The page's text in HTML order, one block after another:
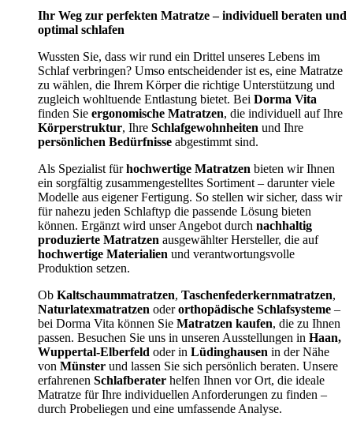
Ihr Weg zur perfekten Matratze – individuell beraten und
optimal schlafen
Wussten Sie, dass wir rund ein Drittel unseres Lebens im
Schlaf verbringen? Umso entscheidender ist es, eine Matratze
zu wählen, die Ihrem Körper die richtige Unterstützung und
zugleich wohltuende Entlastung bietet. Bei Dorma Vita
finden Sie ergonomische Matratzen, die individuell auf Ihre
Körperstruktur, Ihre Schlafgewohnheiten und Ihre
persönlichen Bedürfnisse abgestimmt sind.
Als Spezialist fürhochwertige Matratzen bieten wir Ihnen
ein sorgfältig zusammengestelltes Sortiment – darunter viele
Modelle aus eigener Fertigung. So stellen wir sicher, dass wir
für nahezu jeden Schlaftyp die passende Lösung bieten
können. Ergänzt wird unser Angebot durch nachhaltig
produzierte Matratzen ausgewählter Hersteller, die auf
hochwertige Materialien und verantwortungsvolle
Produktion setzen.
Ob Kaltschaummatratzen, Taschenfederkernmatratzen,
Naturlatexmatratzen oderorthopädische Schlafsysteme –
bei Dorma Vita können Sie Matratzen kaufen, die zu Ihnen
passen. Besuchen Sie uns in unseren Ausstellungen in Haan,
Wuppertal-Elberfeld oder in Lüdinghausen in der Nähe
von Münster und lassen Sie sich persönlich beraten. Unsere
erfahrenen Schlafberater helfen Ihnen vor Ort, die ideale
Matratze für Ihre individuellen Anforderungen zu finden –
durch Probeliegen und eine umfassende Analyse.